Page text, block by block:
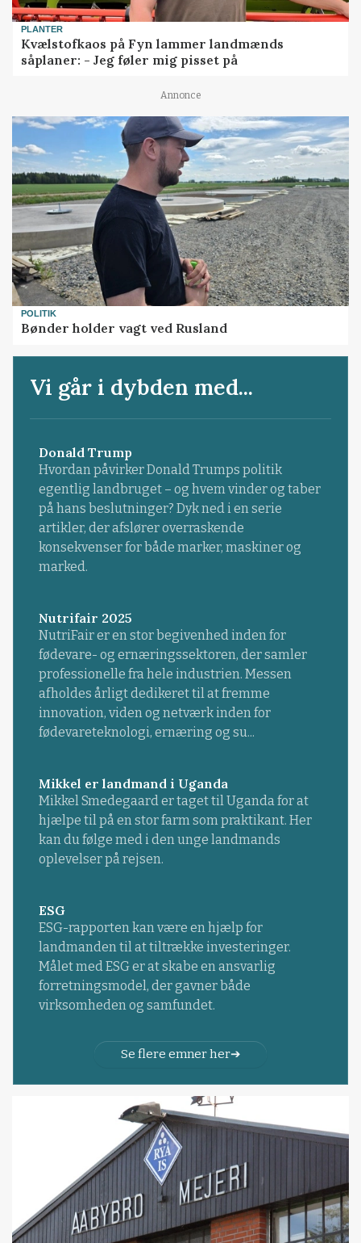
PLANTER
Kvælstofkaos på Fyn lammer landmænds
såplaner: - Jeg føler mig pisset på
Annonce
POLITIK
Bønder holder vagt ved Rusland
Vi går i dybden med...
Donald Trump
Hvordan påvirker Donald Trumps politik
egentlig landbruget – og hvem vinder og taber
på hans beslutninger? Dyk ned i en serie
artikler, der afslører overraskende
konsekvenser for både marker, maskiner og
marked.
Nutrifair 2025
NutriFair er en stor begivenhed inden for
fødevare- og ernæringssektoren, der samler
professionelle fra hele industrien. Messen
afholdes årligt dedikeret til at fremme
innovation, viden og netværk inden for
fødevareteknologi, ernæring og su...
Mikkel er landmand i Uganda
Mikkel Smedegaard er taget til Uganda for at
hjælpe til på en stor farm som praktikant. Her
kan du følge med i den unge landmands
oplevelser på rejsen.
ESG
ESG-rapporten kan være en hjælp for
landmanden til at tiltrække investeringer.
Målet med ESG er at skabe en ansvarlig
forretningsmodel, der gavner både
virksomheden og samfundet.
Se flere emner her